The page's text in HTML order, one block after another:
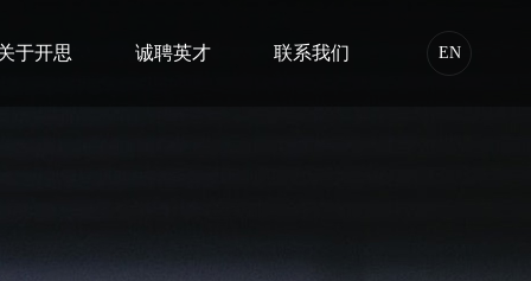
EN
于开思 诚聘英才 联系我们